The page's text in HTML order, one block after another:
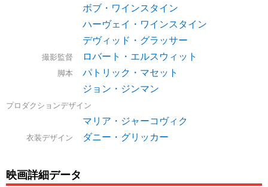
ボブ・ワインスタイン
ハーヴェイ・ワインスタイン
デヴィッド・グラッサー
撮影監督 ロバート・エルスウィット
脚本
パトリック・マセット
ジョン・ジンマン
プロダクションデザイン
マリア・ジャーコヴィク
衣装デザイン ダニー・グリッカー
映画詳細データ